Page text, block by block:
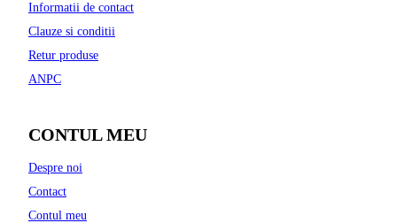
Informatii de contact
Clauze si conditii
Retur produse
ANPC
CONTUL MEU
Despre noi
Contact
Contul meu